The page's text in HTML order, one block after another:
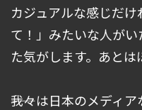
カジュアルな感じだ
て！」みたいな人が
た気がします。あとは
――我々は日本のメディ